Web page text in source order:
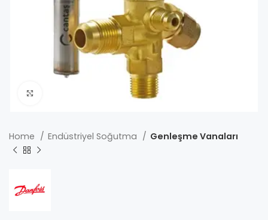
Home Endüstriyel Soğutma Genleşme Vanaları